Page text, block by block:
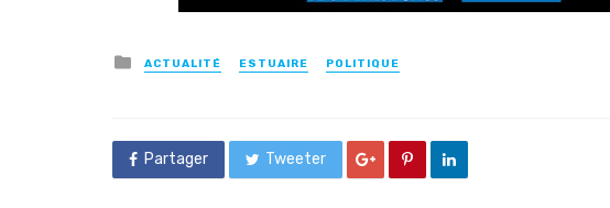
Posted
in
ACTUALITÉ ESTUAIRE POLITIQUE
Partager Tweeter